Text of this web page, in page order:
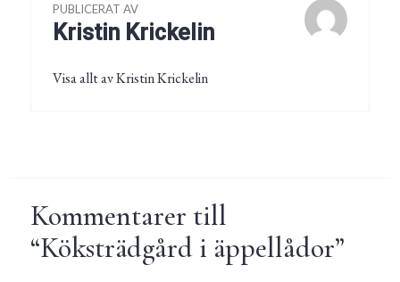
PUBLICERAT AV
Kristin Krickelin
Visa allt av Kristin Krickelin
Kommentarer till
“Köksträdgård i äppellådor”